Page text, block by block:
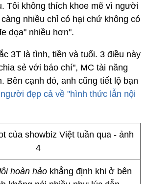
Tôi không thích khoe mẽ vì người
nhiều chỉ có hại chứ không có
dọa" nhiều hơn".
3T là tình, tiền và tuổi. 3 điều này
sẻ với báo chí", MC tài năng
Bên cạnh đó, anh cũng tiết lộ bạn
đẹp cả về "hình thức lẫn nội
hoàn hảo khẳng định khi ở bên